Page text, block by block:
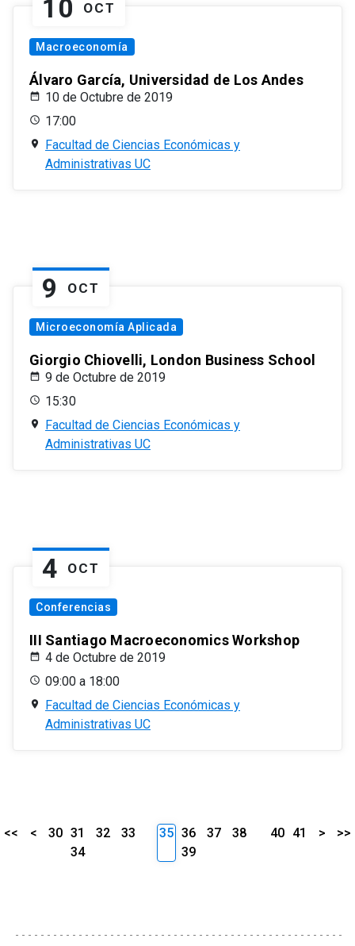
10 OCT
Macroeconomía
Álvaro García, Universidad de Los Andes
10 de Octubre de 2019
17:00
Facultad de Ciencias Económicas y
Administrativas UC
9 OCT
Microeconomía Aplicada
Giorgio Chiovelli, London Business School
9 de Octubre de 2019
15:30
Facultad de Ciencias Económicas y
Administrativas UC
4 OCT
Conferencias
III Santiago Macroeconomics Workshop
4 de Octubre de 2019
09:00 a 18:00
Facultad de Ciencias Económicas y
Administrativas UC
<< < 30 31 32
33
34
35 36 37
38
39
40 41 > >>